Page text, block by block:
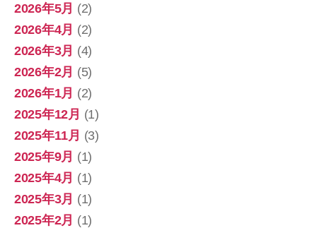
2026年5月 (2)
2026年4月 (2)
2026年3月 (4)
2026年2月 (5)
2026年1月 (2)
2025年12月 (1)
2025年11月 (3)
2025年9月 (1)
2025年4月 (1)
2025年3月 (1)
2025年2月 (1)